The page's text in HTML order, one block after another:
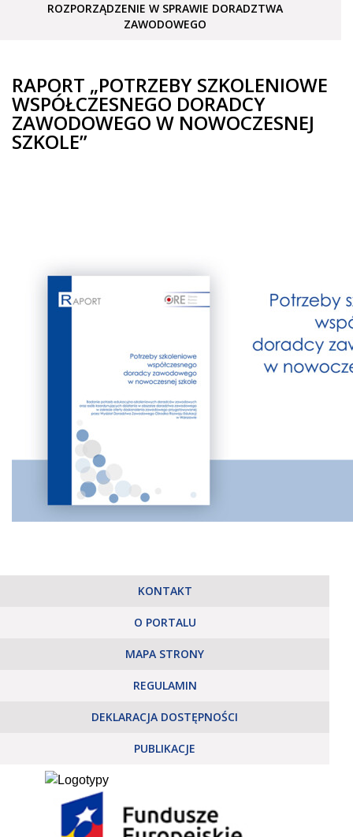
ROZPORZĄDZENIE W SPRAWIE DORADZTWA
ZAWODOWEGO
RAPORT „POTRZEBY SZKOLENIOWE
WSPÓŁCZESNEGO DORADCY
ZAWODOWEGO W NOWOCZESNEJ
SZKOLE”
KONTAKT
O PORTALU
MAPA STRONY
REGULAMIN
DEKLARACJA DOSTĘPNOŚCI
PUBLIKACJE